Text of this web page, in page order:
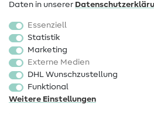
Sale
Schnittmuster
Daten in unserer
Essenziell
Statistik
Marketing
Externe Medien
DHL Wunschzustellung
Funktional
Weitere Einstellungen